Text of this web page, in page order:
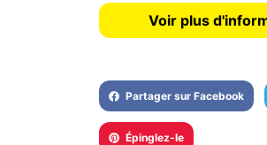
Voir plus
Partager sur Facebook
Épinglez-le